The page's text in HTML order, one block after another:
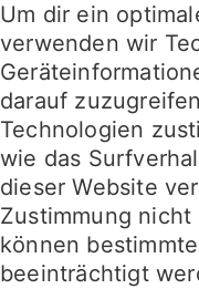
Um dir ein
verwenden wir
darauf
Technologien
wie das
dieser Website
Zustimmung
können
beeinträchtigt